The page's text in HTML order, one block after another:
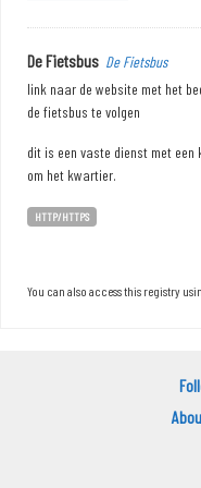
De Fietsbus De Fietsbus
link naar de website met het
de fietsbus te volgen
dit is een vaste dienst met
om het kwartier.
HTTP/HTTPS
You can also access this registry